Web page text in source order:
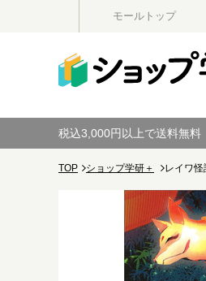
モールトップ
税込3,000円以上で送料無料
TOP ショップ学研＋ レイワ